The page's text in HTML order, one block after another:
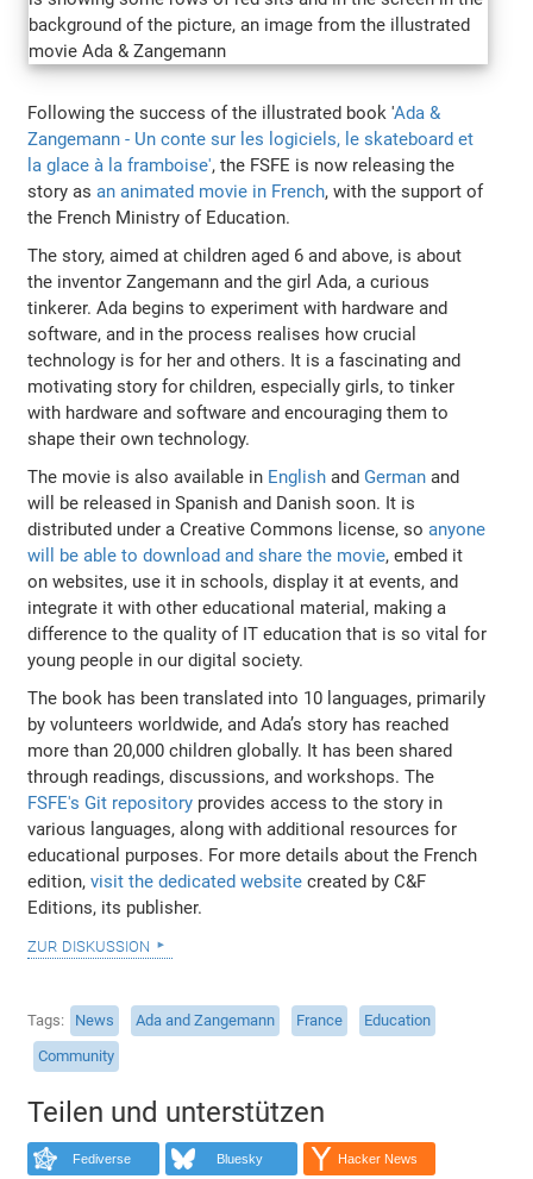
Following the success of the illustrated book 'Ada &
Zangemann - Un conte sur les logiciels, le skateboard et
la glace à la framboise', the FSFE is now releasing the
story asan animated movie in French, with the support of
the French Ministry of Education.
The story, aimed at children aged 6 and above, is about
the inventor Zangemann and the girl Ada, a curious
tinkerer. Ada begins to experiment with hardware and
software, and in the process realises how crucial
technology is for her and others. It is a fascinating and
motivating story for children, especially girls, to tinker
with hardware and software and encouraging them to
shape their own technology.
The movie is also available in English and German and
will be released in Spanish and Danish soon. It is
distributed under a Creative Commons license, soanyone
will be able to download and share the movie, embed it
on websites, use it in schools, display it at events, and
integrate it with other educational material, making a
difference to the quality of IT education that is so vital for
young people in our digital society.
The book has been translated into 10 languages, primarily
by volunteers worldwide, and Ada’s story has reached
more than 20,000 children globally. It has been shared
through readings, discussions, and workshops. The
FSFE's Git repository provides access to the story in
various languages, along with additional resources for
educational purposes. For more details about the French
edition,visit the dedicated website created by C&F
Editions, its publisher.
zur diskussion
Tags News Ada and Zangemann France
Education
Community
Teilen und unterstützen
Fediverse Bluesky Hacker News